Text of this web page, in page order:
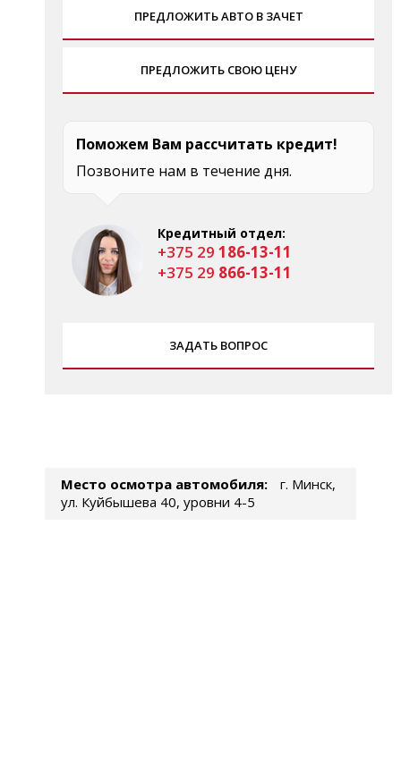
ПРЕДЛОЖИТЬ АВТО В ЗАЧЕТ
ПРЕДЛОЖИТЬ СВОЮ ЦЕНУ
Поможем Вам рассчитать кредит!
Позвоните нам в течение дня.
Кредитный отдел:
+375 29 186-13-11
+375 29 866-13-11
ЗАДАТЬ ВОПРОС
Место осмотра автомобиля:
г. Минск,
ул. Куйбышева 40, уровни 4-5